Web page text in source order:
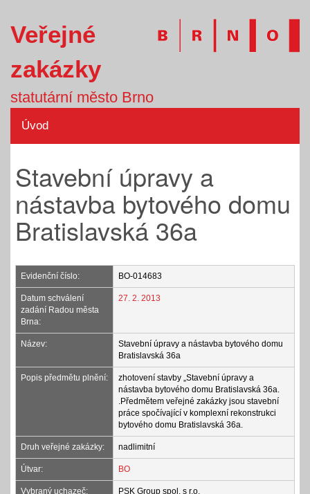
Veřejné
zakázky
statutární město Brno
Úvod
Stavební úpravy a
nástavba bytového domu
Bratislavská 36a
Evidenční číslo: BO-014683
Datum schválení
zadání Radou města
Brna:
27. 2. 2013
Název:
Stavební úpravy a nástavba bytového domu
Bratislavská 36a
Popis předmětu plnění:
zhotovení stavby „Stavební úpravy a
nástavba bytového domu Bratislavská 36a.
.Předmětem veřejné zakázky jsou stavební
práce spočívající v komplexní rekonstrukci
bytového domu Bratislavská 36a.
Druh veřejné zakázky: nadlimitní
Útvar: BO
Vybraný uchazeč: PSK Group spol. s r.o.